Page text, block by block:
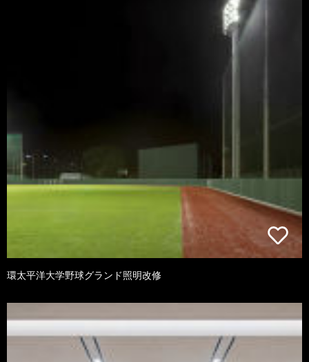
環太平洋大学野球グランド照明改修